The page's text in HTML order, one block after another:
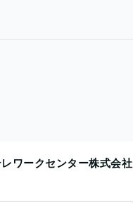
ワークセンター株式会社